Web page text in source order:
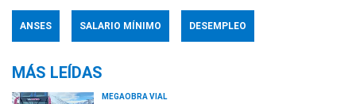
ANSES SALARIO MÍNIMO DESEMPLEO
MÁS LEÍDAS
MEGAOBRA VIAL